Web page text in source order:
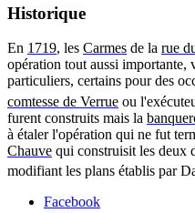
Historique
En 1719, les Carmes de la rue
opération tout aussi importante,
particuliers, certains pour des
comtesse de Verrue ou
furent construits mais la
à étaler l'opération qui ne fut
Chauve qui construisit les deux
modifiant les plans établis par
Facebook